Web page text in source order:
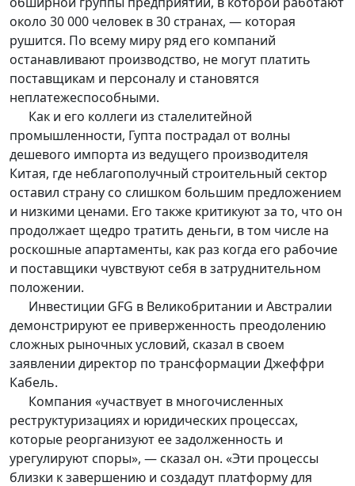
около 30 000 человек в 30 странах, — которая
рушится. По всему миру ряд его компаний
останавливают производство, не могут платить
поставщикам и персоналу и становятся
неплатежеспособными.
Как и его коллеги из сталелитейной
промышленности, Гупта пострадал от волны
дешевого импорта из ведущего производителя
Китая, где неблагополучный строительный сектор
оставил страну со слишком большим предложением
и низкими ценами. Его также критикуют за то, что он
продолжает щедро тратить деньги, в том числе на
роскошные апартаменты, как раз когда его рабочие
и поставщики чувствуют себя в затруднительном
положении.
Инвестиции GFG в Великобритании и Австралии
демонстрируют ее приверженность преодолению
сложных рыночных условий, сказал в своем
заявлении директор по трансформации Джеффри
Кабель.
Компания «участвует в многочисленных
реструктуризациях и юридических процессах,
которые реорганизуют ее задолженность и
урегулируют споры», — сказал он. «Эти процессы
близки к завершению и создадут платформу для